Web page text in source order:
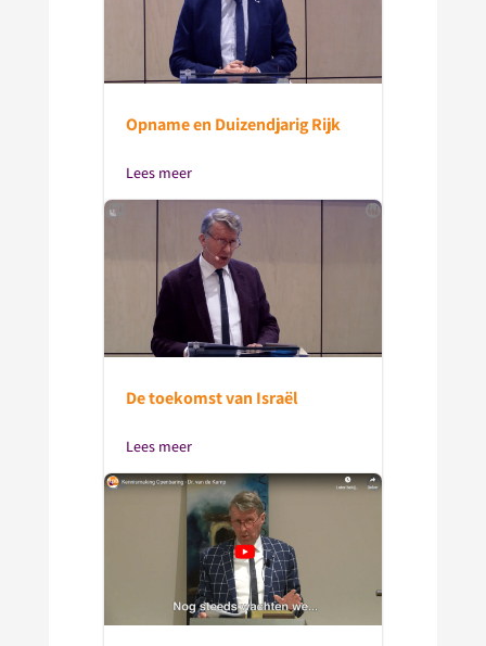
Opname en Duizendjarig Rijk
Lees meer
De toekomst van Israël
Lees meer